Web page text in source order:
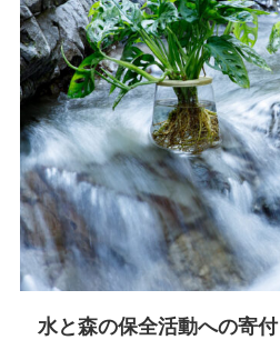
水と森の保全活動への寄付